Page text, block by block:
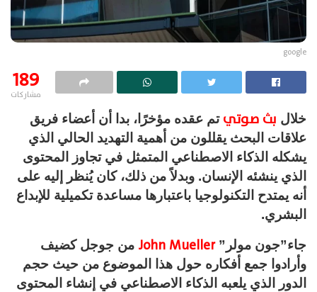
google
189
مشاركات
خلال بث صوتي تم عقده مؤخرًا، بدا أن أعضاء فريق
علاقات البحث يقللون من أهمية التهديد الحالي الذي
يشكله الذكاء الاصطناعي المتمثل في تجاوز المحتوى
الذي ينشئه الإنسان. وبدلاً من ذلك، كان يُنظر إليه على
أنه يمتدح التكنولوجيا باعتبارها مساعدة تكميلية للإبداع
البشري.
جاء”جون مولر”John Mueller من جوجل كضيف
وأرادوا جمع أفكاره حول هذا الموضوع من حيث حجم
الدور الذي يلعبه الذكاء الاصطناعي في إنشاء المحتوى